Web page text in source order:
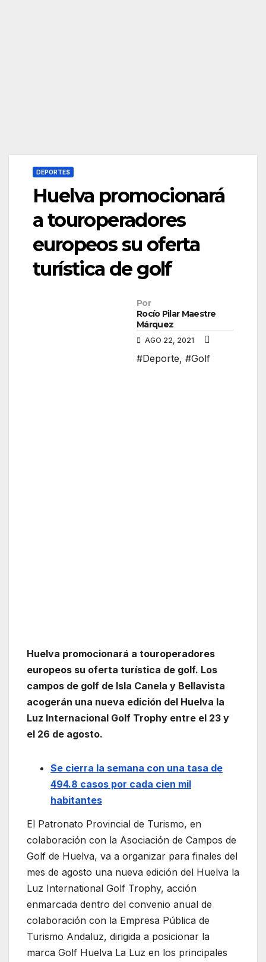
DEPORTES
Huelva promocionará
a touroperadores
europeos su oferta
turística de golf
Por
Rocío Pilar Maestre
Márquez
AGO 22, 2021
#Deporte, #Golf
Huelva promocionará a touroperadores
europeos su oferta turística de golf. Los
campos de golf de Isla Canela y Bellavista
acogerán una nueva edición del Huelva la
Luz Internacional Golf Trophy entre el 23 y
el 26 de agosto.
Se cierra la semana con una tasa de
494.8 casos por cada cien mil
habitantes
El Patronato Provincial de Turismo, en
colaboración con la Asociación de Campos de
Golf de Huelva, va a organizar para finales del
mes de agosto una nueva edición del Huelva la
Luz International Golf Trophy, acción
enmarcada dentro del convenio anual de
colaboración con la Empresa Pública de
Turismo Andaluz, dirigida a posicionar la
marca Golf Huelva La Luz en los principales